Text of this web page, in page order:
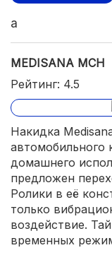
a
MEDISANA MCH
Рейтинг: 4.5
Накидка
автомобильного
домашнего
предложен
Ролики в её
только
воздействие.
временных